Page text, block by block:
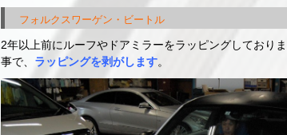
フォルクスワーゲン・ビートル
2年以上前にルーフやドアミラーをラッピングしており
事で、 ラッピングを剥がします。